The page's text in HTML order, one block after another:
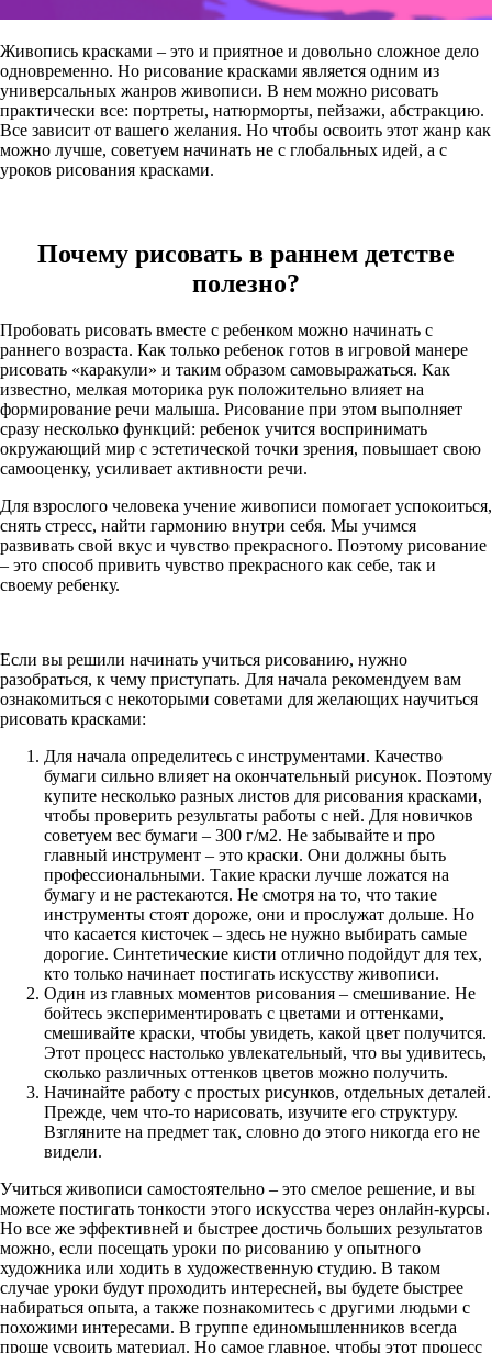
Живопись красками – это и приятное и довольно сложное дело
одновременно. Но рисование красками является одним из
универсальных жанров живописи. В нем можно рисовать
практически все: портреты, натюрморты, пейзажи, абстракцию.
Все зависит от вашего желания. Но чтобы освоить этот жанр как
можно лучше, советуем начинать не с глобальных идей, а с
уроков рисования красками.
Почему рисовать в раннем детстве
полезно?
Пробовать рисовать вместе с ребенком можно начинать с
раннего возраста. Как только ребенок готов в игровой манере
рисовать «каракули» и таким образом самовыражаться. Как
известно, мелкая моторика рук положительно влияет на
формирование речи малыша. Рисование при этом выполняет
сразу несколько функций: ребенок учится воспринимать
окружающий мир с эстетической точки зрения, повышает свою
самооценку, усиливает активности речи.
Для взрослого человека учение живописи помогает успокоиться,
снять стресс, найти гармонию внутри себя. Мы учимся
развивать свой вкус и чувство прекрасного. Поэтому рисование
– это способ привить чувство прекрасного как себе, так и
своему ребенку.
Если вы решили начинать учиться рисованию, нужно
разобраться, к чему приступать. Для начала рекомендуем вам
ознакомиться с некоторыми советами для желающих научиться
рисовать красками:
Для начала определитесь с инструментами. Качество
бумаги сильно влияет на окончательный рисунок. Поэтому
купите несколько разных листов для рисования красками,
чтобы проверить результаты работы с ней. Для новичков
советуем вес бумаги – 300 г/м2. Не забывайте и про
главный инструмент – это краски. Они должны быть
профессиональными. Такие краски лучше ложатся на
бумагу и не растекаются. Не смотря на то, что такие
инструменты стоят дороже, они и прослужат дольше. Но
что касается кисточек – здесь не нужно выбирать самые
дорогие. Синтетические кисти отлично подойдут для тех,
кто только начинает постигать искусству живописи.
Один из главных моментов рисования – смешивание. Не
бойтесь экспериментировать с цветами и оттенками,
смешивайте краски, чтобы увидеть, какой цвет получится.
Этот процесс настолько увлекательный, что вы удивитесь,
сколько различных оттенков цветов можно получить.
Начинайте работу с простых рисунков, отдельных деталей.
Прежде, чем что-то нарисовать, изучите его структуру.
Взгляните на предмет так, словно до этого никогда его не
видели.
Учиться живописи самостоятельно – это смелое решение, и вы
можете постигать тонкости этого искусства через онлайн-курсы.
Но все же эффективней и быстрее достичь больших результатов
можно, если посещать уроки по рисованию у опытного
художника или ходить в художественную студию. В таком
случае уроки будут проходить интересней, вы будете быстрее
набираться опыта, а также познакомитесь с другими людьми с
похожими интересами. В группе единомышленников всегда
проще усвоить материал. Но самое главное, чтобы этот процесс